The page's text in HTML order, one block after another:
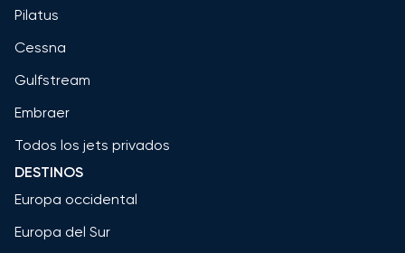
Pilatus
Cessna
Gulfstream
Embraer
Todos los jets privados
DESTINOS
Europa occidental
Europa del Sur